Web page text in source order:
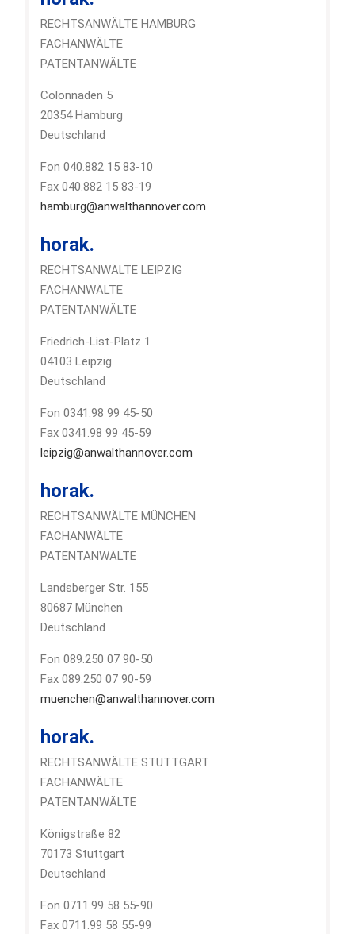
RECHTSANWÄLTE HAMBURG
FACHANWÄLTE
PATENTANWÄLTE
Colonnaden 5
20354 Hamburg
Deutschland
Fon 040.882 15 83-10
Fax 040.882 15 83-19
hamburg@anwalthannover.com
horak.
RECHTSANWÄLTE LEIPZIG
FACHANWÄLTE
PATENTANWÄLTE
Friedrich-List-Platz 1
04103 Leipzig
Deutschland
Fon 0341.98 99 45-50
Fax 0341.98 99 45-59
leipzig@anwalthannover.com
horak.
RECHTSANWÄLTE MÜNCHEN
FACHANWÄLTE
PATENTANWÄLTE
Landsberger Str. 155
80687 München
Deutschland
Fon 089.250 07 90-50
Fax 089.250 07 90-59
muenchen@anwalthannover.com
horak.
RECHTSANWÄLTE STUTTGART
FACHANWÄLTE
PATENTANWÄLTE
Königstraße 82
70173 Stuttgart
Deutschland
Fon 0711.99 58 55-90
Fax 0711.99 58 55-99